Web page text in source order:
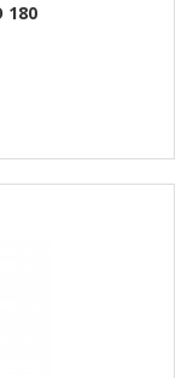
180